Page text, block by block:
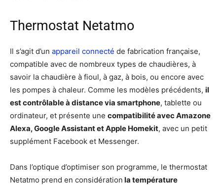
Thermostat Netatmo
Il s’agit d’un appareil connecté de fabrication française,
compatible avec de nombreux types de chaudières, à
savoir la chaudière à fioul, à gaz, à bois, ou encore avec
les pompes à chaleur. Comme les modèles précédents, il
est contrôlable à distance via smartphone, tablette ou
ordinateur, et présente une compatibilité avec Amazone
Alexa, Google Assistant et Apple Homekit, avec un petit
supplément Facebook et Messenger.
Dans l’optique d’optimiser son programme, le thermostat
Netatmo prend en considération la température